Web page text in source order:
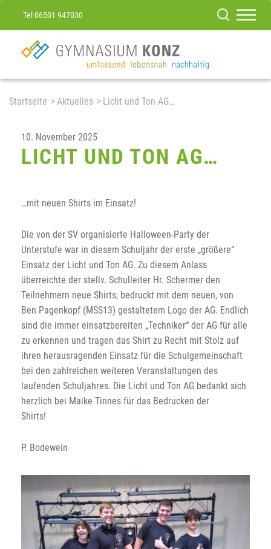
Tel 06501 947030
Startseite Aktuelles Licht und Ton AG…
10. November 2025
LICHT UND TON AG…
…mit neuen Shirts im Einsatz!
Die von der SV organisierte Halloween-Party der
Unterstufe war in diesem Schuljahr der erste „größere“
Einsatz der Licht und Ton AG. Zu diesem Anlass
überreichte der stellv. Schulleiter Hr. Schermer den
Teilnehmern neue Shirts, bedruckt mit dem neuen, von
Ben Pagenkopf (MSS13) gestaltetem Logo der AG. Endlich
sind die immer einsatzbereiten „Techniker“ der AG für alle
zu erkennen und tragen das Shirt zu Recht mit Stolz auf
ihren herausragenden Einsatz für die Schulgemeinschaft
bei den zahlreichen weiteren Veranstaltungen des
laufenden Schuljahres. Die Licht und Ton AG bedankt sich
herzlich bei Maike Tinnes für das Bedrucken der
Shirts!
P. Bodewein